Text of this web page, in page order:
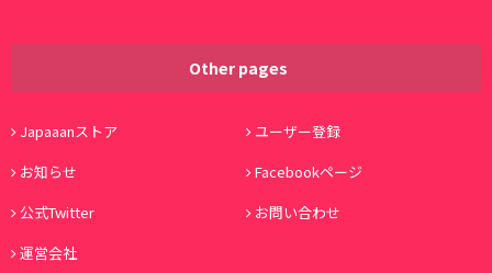
Other pages
Japaaanストア
ユーザー登録
お知らせ
Facebookページ
公式Twitter
お問い合わせ
運営会社